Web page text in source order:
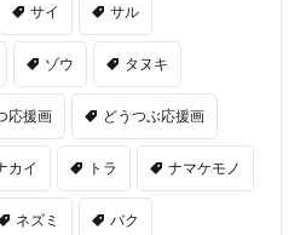
サイ サル
ゾウ タヌキ
応援画 どうつぶ応援画
カイ トラ ナマケモノ
ネズミ バク